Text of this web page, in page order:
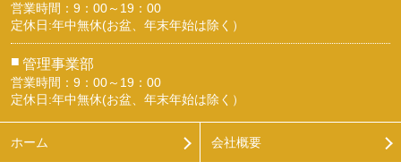
営業時間：9：00～19：00
定休日:年中無休(お盆、年末年始は除く）
■ 管理事業部
営業時間：9：00～19：00
定休日:年中無休(お盆、年末年始は除く）
ホーム 会社概要